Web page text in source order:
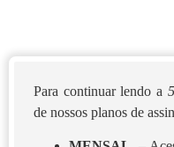
Para continuar lendo a
de nossos planos de